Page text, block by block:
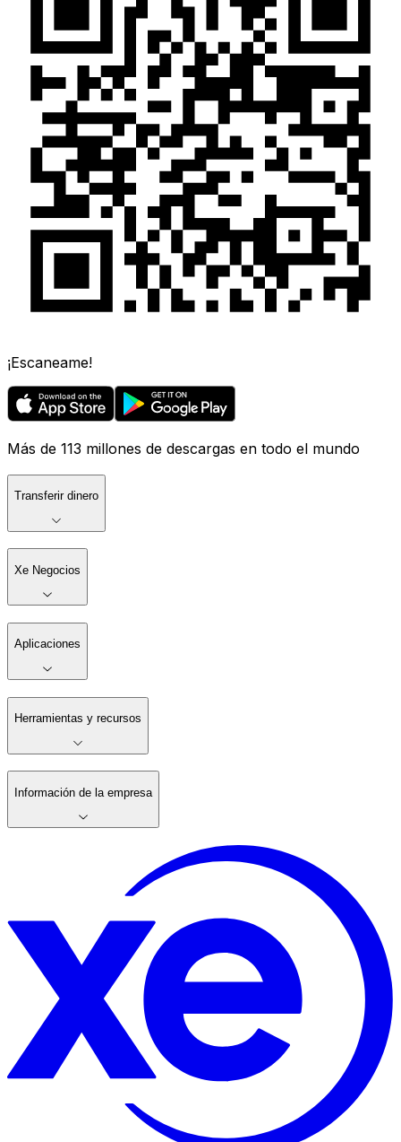
¡Escaneame!
Más de 113 millones de descargas en todo el mundo
Transferir dinero
Xe Negocios
Aplicaciones
Herramientas y recursos
Información de la empresa